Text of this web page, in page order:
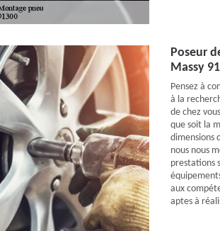
Poseur
Massy
Pensez à
à la
de chez
que soit la
dimensions
nous nous
prestations
aux
aptes à